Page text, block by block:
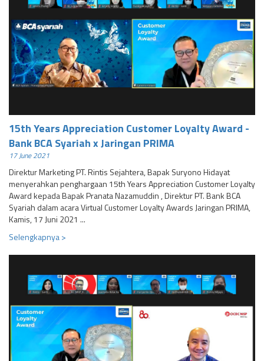
15th Years Appreciation Customer Loyalty Award -
Bank BCA Syariah x Jaringan PRIMA
17 June 2021
Direktur Marketing PT. Rintis Sejahtera, Bapak Suryono Hidayat
menyerahkan penghargaan 15th Years Appreciation Customer Loyalty
Award kepada Bapak Pranata Nazamuddin , Direktur PT. Bank BCA
Syariah dalam acara Virtual Customer Loyalty Awards Jaringan PRIMA,
Kamis, 17 Juni 2021 ...
Selengkapnya >